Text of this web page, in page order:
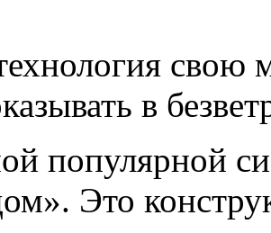
свою
в
популярной
Это